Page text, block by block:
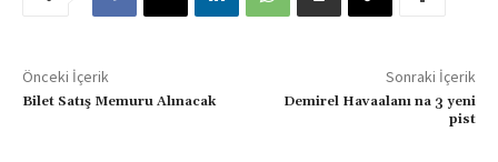
Önceki İçerik
Bilet Satış Memuru Alınacak
Sonraki İçerik
Demirel Havaalanı na 3 yeni
pist